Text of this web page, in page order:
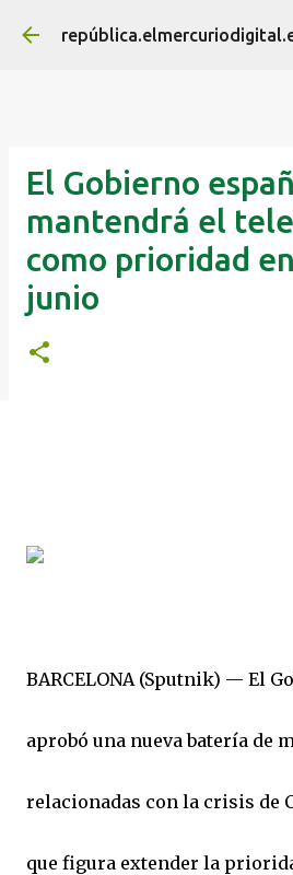
Ir al contenido
El Gobierno
mantendrá el
como prioridad
junio
BARCELONA (Sputnik) — El
aprobó una nueva batería de
relacionadas con la crisis de
que figura extender la